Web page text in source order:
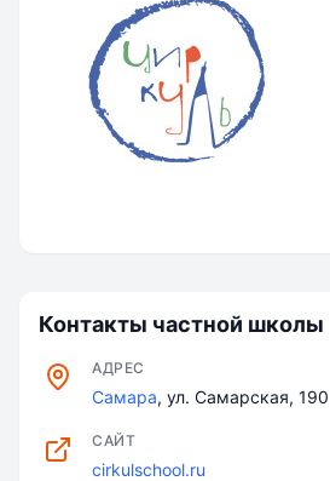
Контакты частной школы
АДРЕС
Самара, ул. Самарская, 190
САЙТ
cirkulschool.ru